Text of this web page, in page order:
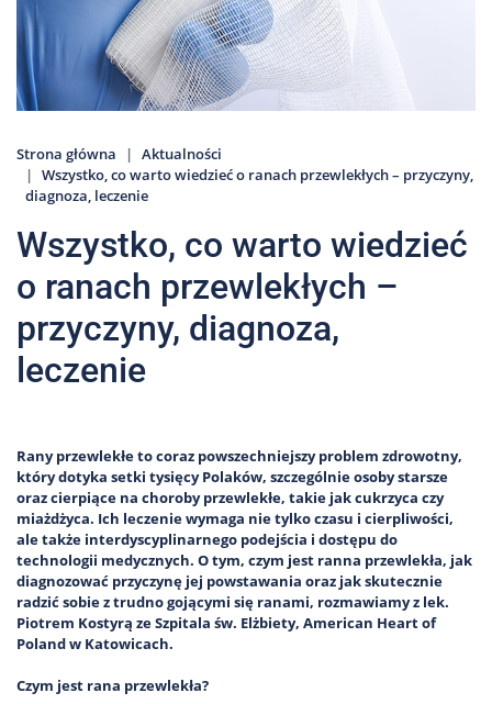
Strona główna
Aktualności
Wszystko, co warto wiedzieć o ranach przewlekłych – przyczyny,
diagnoza, leczenie
Wszystko, co warto wiedzieć
o ranach przewlekłych –
przyczyny, diagnoza,
leczenie
Rany przewlekłe to coraz powszechniejszy problem zdrowotny,
który dotyka setki tysięcy Polaków, szczególnie osoby starsze
oraz cierpiące na choroby przewlekłe, takie jak cukrzyca czy
miażdżyca. Ich leczenie wymaga nie tylko czasu i cierpliwości,
ale także interdyscyplinarnego podejścia i dostępu do
technologii medycznych. O tym, czym jest ranna przewlekła, jak
diagnozować przyczynę jej powstawania oraz jak skutecznie
radzić sobie z trudno gojącymi się ranami, rozmawiamy z lek.
Piotrem Kostyrą ze Szpitala św. Elżbiety, American Heart of
Poland w Katowicach.
Czym jest rana przewlekła?